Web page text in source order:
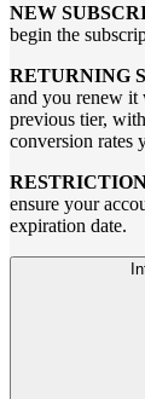
NEW
begin the
RETURNING
and you renew it
previous tier,
conversion rates
ensure your
expiration date.